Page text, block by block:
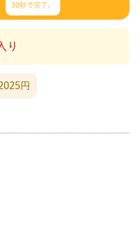
30秒で完了♩
り
円